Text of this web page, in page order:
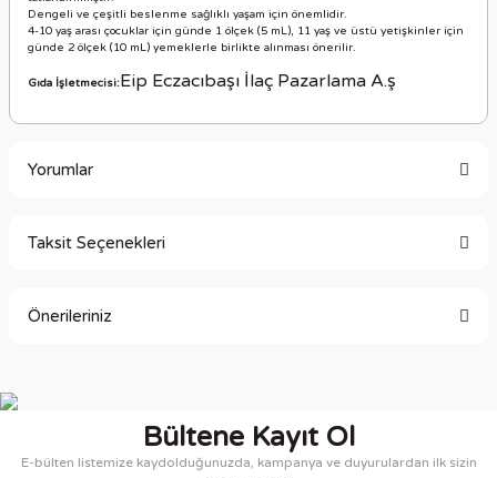
Dengeli ve çeşitli beslenme sağlıklı yaşam için önemlidir.
4-10 yaş arası çocuklar için günde 1 ölçek (5 mL), 11 yaş ve üstü yetişkinler için
günde 2 ölçek (10 mL) yemeklerle birlikte alınması önerilir.
Gıda İşletmecisi:Eip Eczacıbaşı İlaç Pazarlama A.ş
Yorumlar
Taksit Seçenekleri
Önerileriniz
Görüş ve önerileriniz için teşekkür ederiz.
Bültene Kayıt Ol
E-bülten listemize kaydolduğunuzda, kampanya ve duyurulardan ilk sizin